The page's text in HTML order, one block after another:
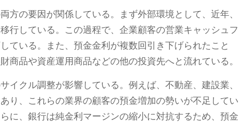
方の要因が関係している。まず外部環境として、近年、
行している。この過程で、企業顧客の営業キャッシュフ
ている。また、預金金利が複数回引き下げられたこと
商品や資産運用商品などの他の投資先へと流れている。
イクル調整が影響している。例えば、不動産、建設業、
り、これらの業界の顧客の預金増加の勢いが不足してい
に、銀行は純金利マージンの縮小に対抗するため、預金